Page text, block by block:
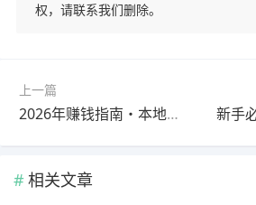
权，请联系我们删除。
上一篇
2026年赚钱指南・本地生活篇：家门口的稳赚赛道，普通人也能月入过万
相关文章